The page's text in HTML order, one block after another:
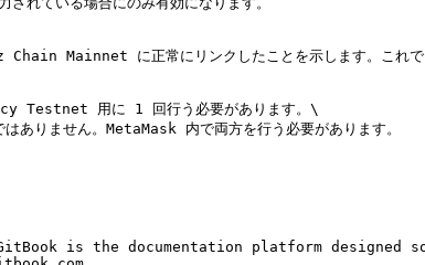
Mainnet に正常にリンクしたことを示します。これ
Testnet 用に 1 回行う必要があります。\
ありません。MetaMask 内で両方を行う必要があります。
is the documentation platform designed